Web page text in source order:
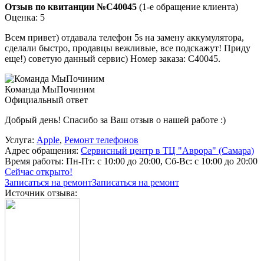
Отзыв по квитанции №C40045 (1-е обращение клиента)
Оценка: 5
Всем привет) отдавала телефон 5s на замену аккумулятора,
сделали быстро, продавцы вежливые, все подскажут! Приду
еще!) советую данный сервис) Номер заказа: C40045.
Команда МыПочиним
Официальный ответ
Добрый день! Спасибо за Ваш отзыв о нашей работе :)
Услуга: Apple, Ремонт телефонов
Адрес обращения: Сервисный центр в ТЦ "Аврора" (Самара)
Время работы: Пн-Пт: с 10:00 до 20:00, Сб-Вс: с 10:00 до 20:00
Сейчас открыто!
Записаться на ремонтЗаписаться на ремонт
Источник отзыва: